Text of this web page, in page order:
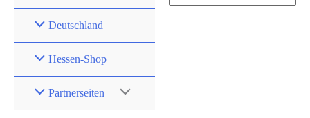
Deutschland
Hessen-Shop
Partnerseiten